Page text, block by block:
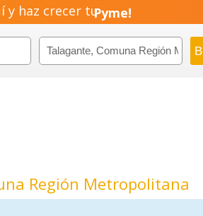
y haz crecer tuPyme!
Emprendimiento!
Región Metropolitana